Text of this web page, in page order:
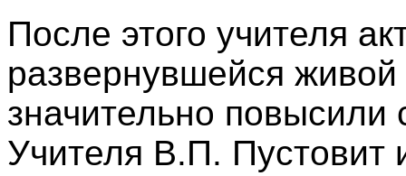
После этого учителя
развернувшейся
значительно повысили
Учителя В.П. Пустовит